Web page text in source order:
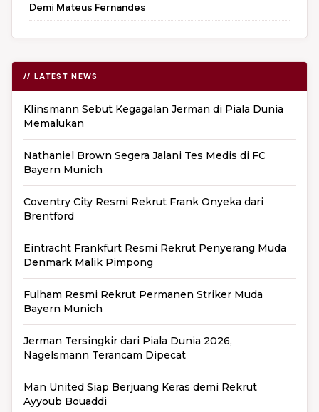
// LATEST NEWS
Klinsmann Sebut Kegagalan Jerman di Piala Dunia
Memalukan
Nathaniel Brown Segera Jalani Tes Medis di FC
Bayern Munich
Coventry City Resmi Rekrut Frank Onyeka dari
Brentford
Eintracht Frankfurt Resmi Rekrut Penyerang Muda
Denmark Malik Pimpong
Fulham Resmi Rekrut Permanen Striker Muda
Bayern Munich
Jerman Tersingkir dari Piala Dunia 2026,
Nagelsmann Terancam Dipecat
Man United Siap Berjuang Keras demi Rekrut
Ayyoub Bouaddi
Demi Mateus Fernandes